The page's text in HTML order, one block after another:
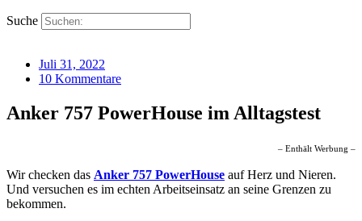
Suche
Juli 31, 2022
10 Kommentare
Anker 757 PowerHouse im Alltagstest
– Enthält Werbung –
Wir checken das Anker 757 PowerHouse auf Herz und Nieren.
Und versuchen es im echten Arbeitseinsatz an seine Grenzen zu
bekommen.